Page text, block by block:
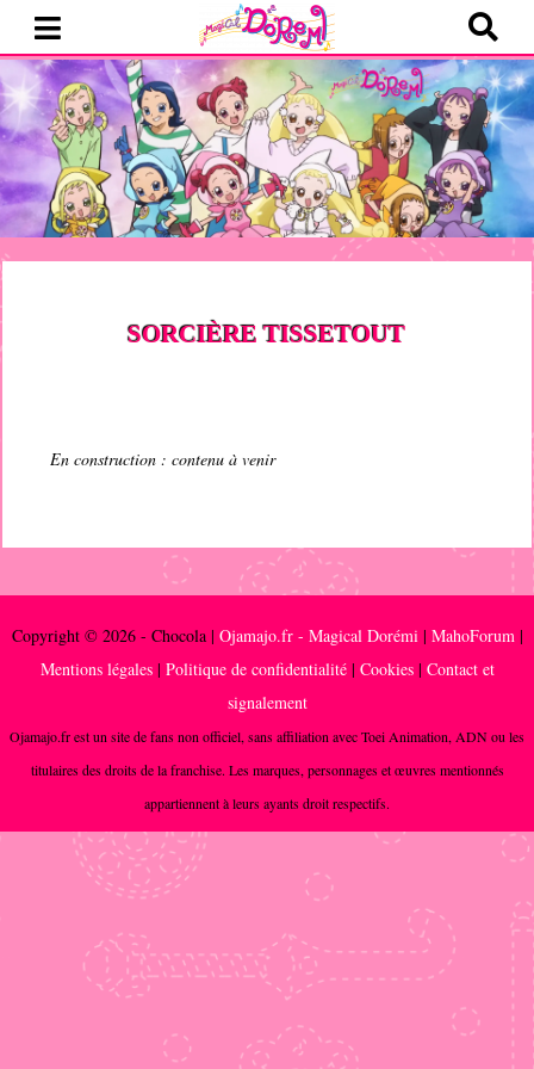
SORCIÈRE TISSETOUT
En construction : contenu à venir
Copyright © 2026 - Chocola | Ojamajo.fr - Magical Dorémi| MahoForum|
Mentions légales| Politique de confidentialité| Cookies| Contact et
signalement
Ojamajo.fr est un site de fans non officiel, sans affiliation avec Toei Animation, ADN ou les
titulaires des droits de la franchise. Les marques, personnages et œuvres mentionnés
appartiennent à leurs ayants droit respectifs.